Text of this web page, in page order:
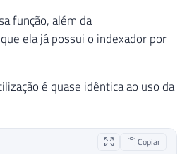
função, além da
ela já possui o indexador por
é quase idêntica ao uso da
Copiar